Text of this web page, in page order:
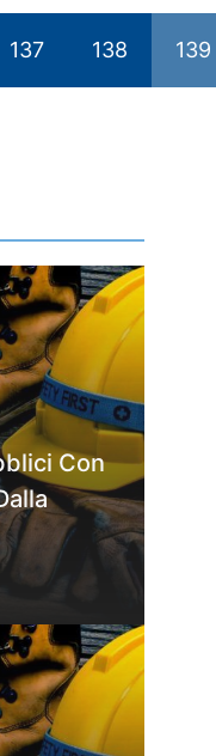
137 138 139
Con